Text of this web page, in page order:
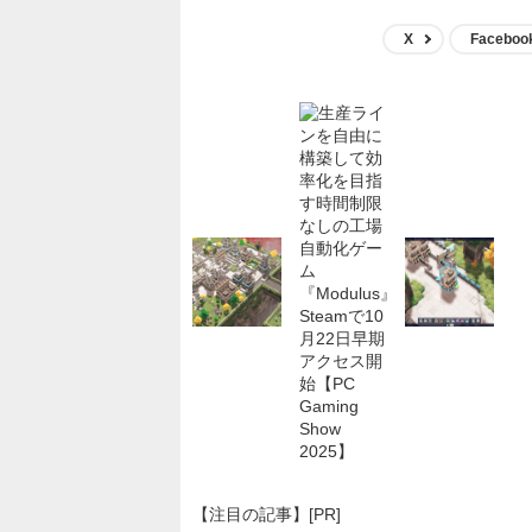
X
【注目の記事】[PR]